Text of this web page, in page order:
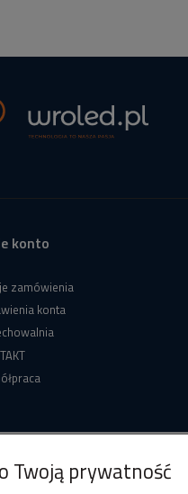
konto
zamówienia
konta
Twoją prywatność